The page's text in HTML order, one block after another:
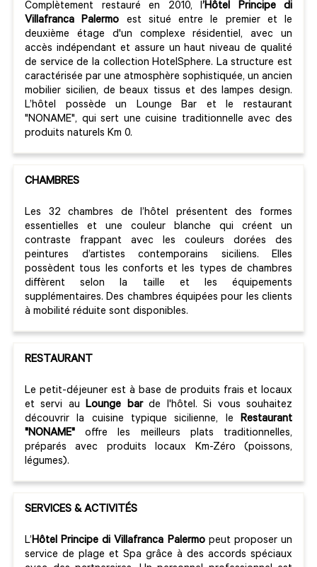
Complètement restauré en 2010, l’Hôtel Principe di
Villafranca Palermo est situé entre le premier et le
deuxième étage d'un complexe résidentiel, avec un
accès indépendant et assure un haut niveau de qualité
de service de la collection HotelSphere. La structure est
caractérisée par une atmosphère sophistiquée, un ancien
mobilier sicilien, de beaux tissus et des lampes design.
L’hôtel possède un Lounge Bar et le restaurant
"NONAME", qui sert une cuisine traditionnelle avec des
produits naturels Km 0.
CHAMBRES
Les 32 chambres de l’hôtel présentent des formes
essentielles et une couleur blanche qui créent un
contraste frappant avec les couleurs dorées des
peintures d’artistes contemporains siciliens. Elles
possèdent tous les conforts et les types de chambres
diffèrent selon la taille et les équipements
supplémentaires. Des chambres équipées pour les clients
à mobilité réduite sont disponibles.
RESTAURANT
Le petit-déjeuner est à base de produits frais et locaux
et servi auLounge barde l'hôtel. Si vous souhaitez
découvrir la cuisine typique sicilienne, le Restaurant
"NONAME" offre les meilleurs plats traditionnelles,
préparés avec produits locaux Km-Zéro (poissons,
légumes).
SERVICES & ACTIVITÉS
L’Hôtel Principe di Villafranca Palermopeut proposer un
service de plage et Spa grâce à des accords spéciaux